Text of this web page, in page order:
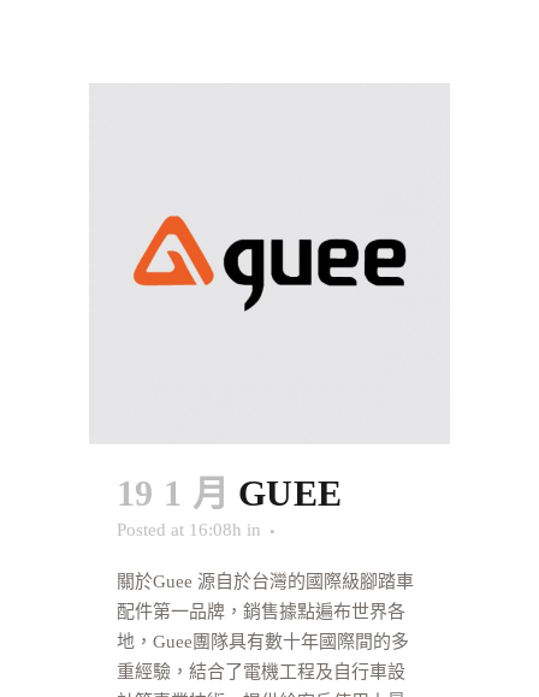
19 1 月 GUEE
Posted at 16:08h in
關於Guee 源自於台灣的國際級腳踏車
配件第一品牌，銷售據點遍布世界各
地，Guee團隊具有數十年國際間的多
重經驗，結合了電機工程及自行車設